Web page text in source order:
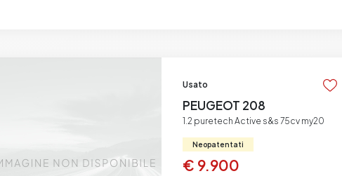
Usato
PEUGEOT 208
1.2 puretech Active s&s 75cv my20
Neopatentati
€ 9.900